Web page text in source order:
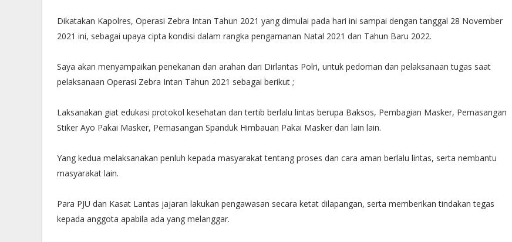
Dikatakan Kapolres, Operasi Zebra Intan Tahun 2021 yang dimulai pada hari ini sampai dengan tanggal 28 November
2021 ini, sebagai upaya cipta kondisi dalam rangka pengamanan Natal 2021 dan Tahun Baru 2022.
Saya akan menyampaikan penekanan dan arahan dari Dirlantas Polri, untuk pedoman dan pelaksanaan tugas saat
pelaksanaan Operasi Zebra Intan Tahun 2021 sebagai berikut ;
Laksanakan giat edukasi protokol kesehatan dan tertib berlalu lintas berupa Baksos, Pembagian Masker, Pemasangan
Stiker Ayo Pakai Masker, Pemasangan Spanduk Himbauan Pakai Masker dan lain lain.
Yang kedua melaksanakan penluh kepada masyarakat tentang proses dan cara aman berlalu lintas, serta nembantu
masyarakat lain.
Para PJU dan Kasat Lantas jajaran lakukan pengawasan secara ketat dilapangan, serta memberikan tindakan tegas
kepada anggota apabila ada yang melanggar.